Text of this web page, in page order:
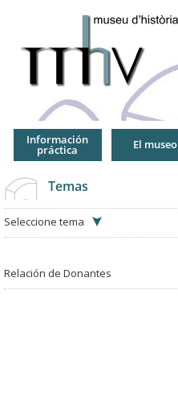
Información
práctica El museo
Temas
Seleccione tema
Relación de Donantes